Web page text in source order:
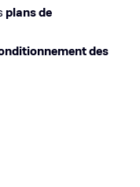
plans de
des